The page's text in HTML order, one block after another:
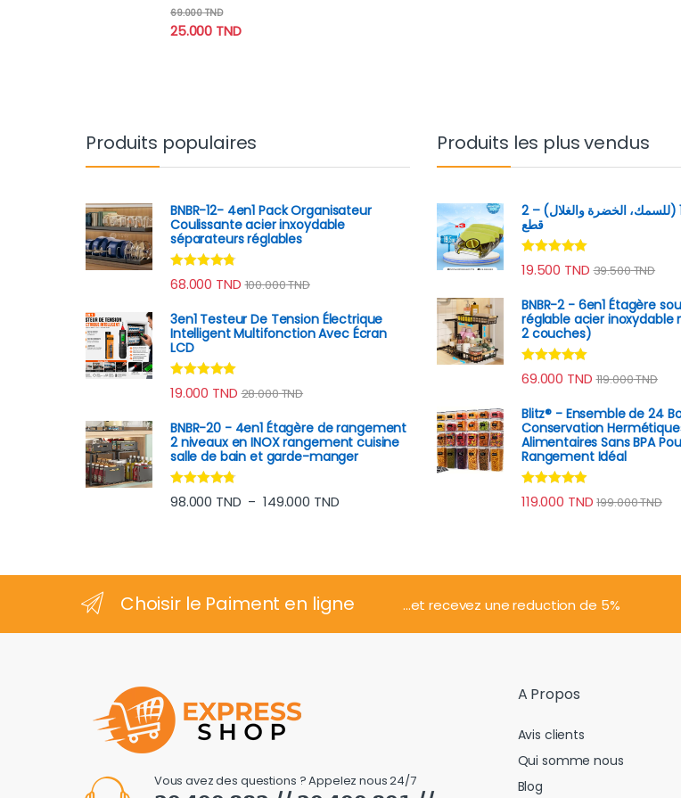
25.000 TND
69.000TND
Produits populaires
BNBR-12- 4en1 Pack Organisateur
Coulissante acier inxoydable
séparateurs réglables
Note4.60
sur 5
68.000 TND 100.000TND
3en1 Testeur De Tension Électrique
Intelligent Multifonction Avec Écran
LCD
Note4.78
sur 5
19.000 TND 28.000TND
BNBR-20 - 4en1 Étagère de rangement
2 niveaux en INOX rangement cuisine
salle de bain et garde-manger
Note4.60
sur 5
98.000 TND – 149.000 TNDPlage de prix : 98.000 TND à 149.000 TND
Produits les plus vendus
قشارة 4 في 1 (للسمك، الخضرة والغلال) – 2
قطع
Note4.89
sur 5
19.500 TND 39.500TND
BNBR-2 - 6en1 Étagère
réglable acier
2 couches)
Note4.79
sur 5
69.000 TND 119.000TND
Blitz® - Ensemble de 24
Conservation
Alimentaires Sans BPA
Rangement Idéal
Note4.74
sur 5
119.000 TND 199.000TND
Choisir le Paiment en ligne ...et recevez une reduction de 5%
Vous avez des questions ? Appelez nous 24/7
A Propos
Avis clients
Qui somme nous
Blog